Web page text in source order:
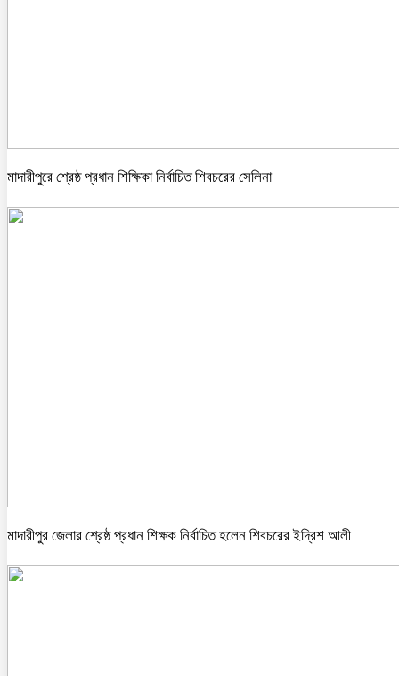
মাদারীপুরে শ্রেষ্ঠ প্রধান শিক্ষিকা নির্বাচিত শিবচরের সেলিনা
মাদারীপুর জেলার শ্রেষ্ঠ প্রধান শিক্ষক নির্বাচিত হলেন শিবচরের ইদ্রিশ আলী